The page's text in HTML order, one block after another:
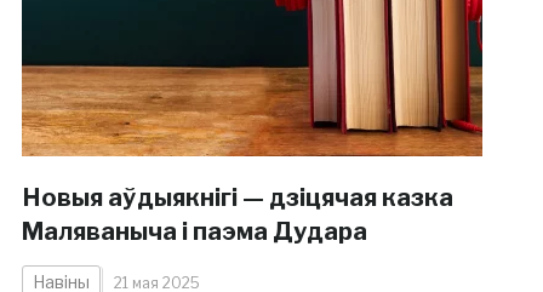
Новыя аўдыякнігі — дзіцячая казка
Маляваныча і паэма Дудара
Навіны 21 мая 2025